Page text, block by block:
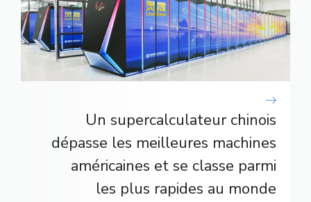
Un supercalculateur chinois
dépasse les meilleures machines
américaines et se classe parmi
les plus rapides au monde